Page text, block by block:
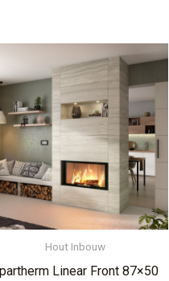
Hout Inbouw
Linear Front 87×50